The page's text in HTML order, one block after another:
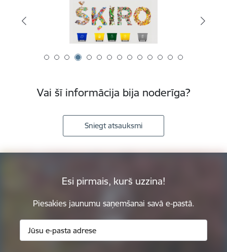
Vai šī informācija bija noderīga?
Sniegt atsauksmi
Esi pirmais, kurš uzzina!
Piesakies jaunumu saņemšanai savā e-pastā.